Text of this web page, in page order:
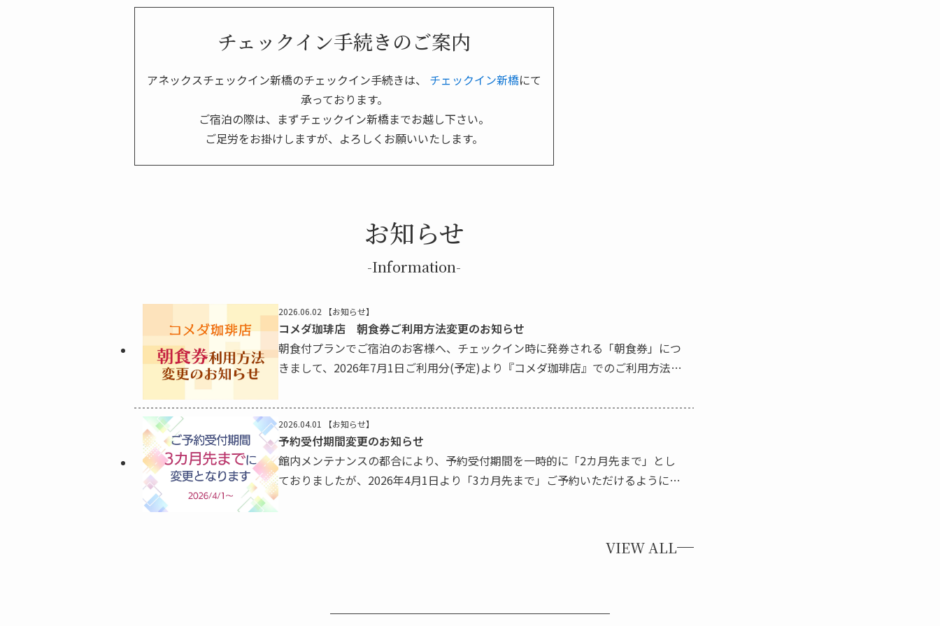
チェックイン手続きのご案内
アネックスチェックイン新橋のチェックイン手続きは、 チェックイン新橋にて
承っております。
ご宿泊の際は、まずチェックイン新橋までお越し下さい。
ご足労をお掛けしますが、よろしくお願いいたします。
お知らせ
-Information-
2026.06.02 【お知らせ】
コメダ珈琲店 朝食券ご利用方法変更のお知らせ
朝食付プランでご宿泊のお客様へ、チェックイン時に発券される「朝食券」につ
きまして、2026年7月1日ご利用分(予定)より『コメダ珈琲店』でのご利用方法を
2026.04.01 【お知らせ】
予約受付期間変更のお知らせ
館内メンテナンスの都合により、予約受付期間を一時的に「2カ月先まで」とし
ておりましたが、2026年4月1日より「3カ月先まで」ご予約いただけるように変
VIEW ALL